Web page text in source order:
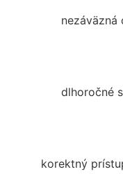
nezáväzná
dlhoročné
korektný